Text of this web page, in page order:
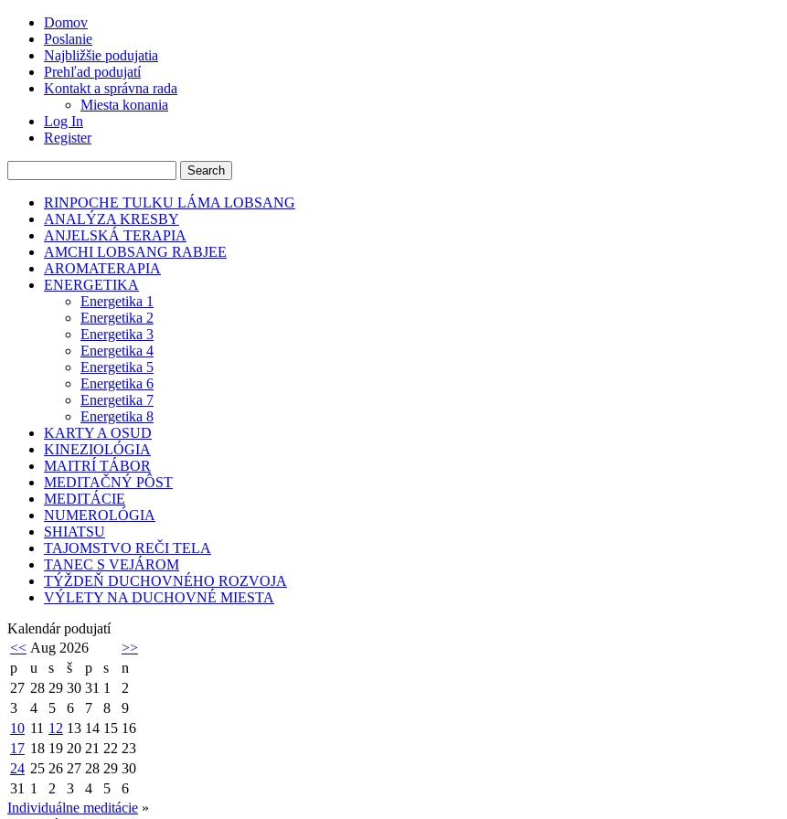
Domov
Poslanie
Najbližšie podujatia
Prehľad podujatí
Kontakt a správna rada
Miesta konania
Log In
Register
RINPOCHE TULKU LÁMA LOBSANG
ANALÝZA KRESBY
ANJELSKÁ TERAPIA
AMCHI LOBSANG RABJEE
AROMATERAPIA
ENERGETIKA
Energetika 1
Energetika 2
Energetika 3
Energetika 4
Energetika 5
Energetika 6
Energetika 7
Energetika 8
KARTY A OSUD
KINEZIOLÓGIA
MAITRÍ TÁBOR
MEDITAČNÝ PÔST
MEDITÁCIE
NUMEROLÓGIA
SHIATSU
TAJOMSTVO REČI TELA
TANEC S VEJÁROM
TÝŽDEŇ DUCHOVNÉHO ROZVOJA
VÝLETY NA DUCHOVNÉ MIESTA
Kalendár podujatí
<< Aug 2026
>>
p
u s š p s
n
27 28 29 30 31 1
2
3
4 5 6 7 8
9
10 11 12 13 14 15 16
17 18 19 20 21 22 23
24 25 26 27 28 29 30
31 1 2 3 4 5
6
Individuálne meditácie »